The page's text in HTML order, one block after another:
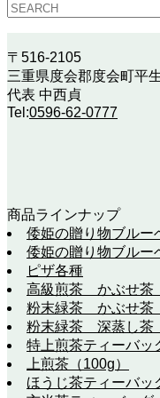
〒516-2105
三重県度会郡度会町平
代表 中西貞
Tel:0596-62-0777
商品ラインナップ
倭姫の贈り物ブルー
倭姫の贈り物ブルー
ピザ各種
高級煎茶 かぶせ茶
粉末緑茶 かぶせ茶
粉末緑茶 深蒸し茶
特上煎茶ティーバッ
上煎茶（100g）
ほうじ茶ティーバッ